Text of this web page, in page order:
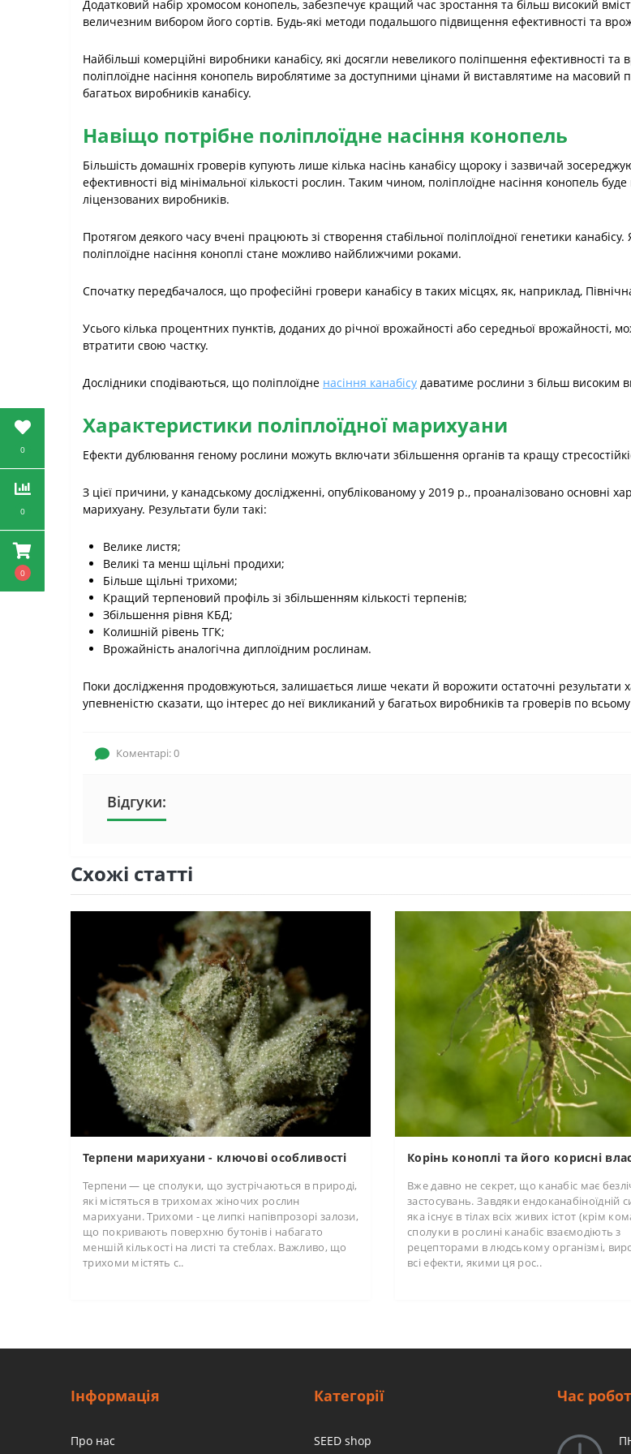
0
0
0
Додатковий набір хромосом конопель, забезпечує кращий час зростання та більш високий
величезним вибором його сортів. Будь-які методи подальшого підвищення ефективності та
Найбільші комерційні виробники канабісу, які досягли невеликого поліпшення ефективності
поліплоїдне насіння конопель вироблятиме за доступними цінами й виставлятиме на
багатьох виробників канабісу.
Навіщо потрібне поліплоїдне насіння конопель
Більшість домашніх гроверів купують лише кілька насінь канабісу щороку і зазвичай
ефективності від мінімальної кількості рослин. Таким чином, поліплоїдне насіння конопель
ліцензованих виробників.
Протягом деякого часу вчені працюють зі створення стабільної поліплоїдної генетики
поліплоїдне насіння коноплі стане можливо найближчими роками.
Спочатку передбачалося, що професійні гровери канабісу в таких місцях, як, наприклад,
Усього кілька процентних пунктів, доданих до річної врожайності або середньої
втратити свою частку.
Дослідники сподіваються, що поліплоїдне насіння канабісу даватиме рослини з більш високим
Характеристики поліплоїдної марихуани
Ефекти дублювання геному рослини можуть включати збільшення органів та кращу
З цієї причини, у канадському дослідженні, опублікованому у 2019 р., проаналізовано основні
марихуану. Результати були такі:
Велике листя;
Великі та менш щільні продихи;
Більше щільні трихоми;
Кращий терпеновий профіль зі збільшенням кількості терпенів;
Збільшення рівня КБД;
Колишній рівень ТГК;
Врожайність аналогічна диплоїдним рослинам.
Поки дослідження продовжуються, залишається лише чекати й ворожити остаточні результати
упевненістю сказати, що інтерес до неї викликаний у багатьох виробників та гроверів по всьому
Коментарі: 0
Відгуки:
Схожі статті
Терпени марихуани - ключові особливості
Терпени — це сполуки, що зустрічаються в природі,
які містяться в трихомах жіночих рослин
марихуани. Трихоми - це липкі напівпрозорі залози,
що покривають поверхню бутонів і набагато
меншій кількості на листі та стеблах. Важливо, що
трихоми містять с..
Корінь коноплі та його корисні
Вже давно не секрет, що канабіс має
застосувань. Завдяки ендоканабіноїдній
яка існує в тілах всіх живих істот (крім
сполуки в рослині канабіс взаємодіють з
рецепторами в людському організмі,
всі ефекти, якими ця рос..
Інформація
Про нас
Категорії
SEED shop
Час